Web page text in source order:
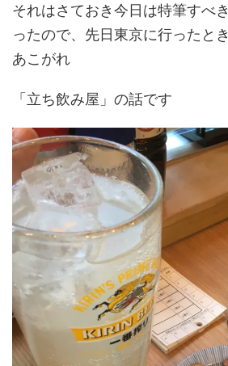
それはさておき今日は特筆すべ
ったので、先日東京に行ったと
あこがれ
「立ち飲み屋」の話です